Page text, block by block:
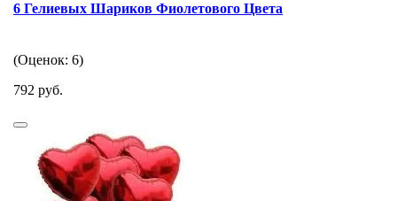
6 Гелиевых Шариков Фиолетового Цвета
(Оценок: 6)
792 руб.